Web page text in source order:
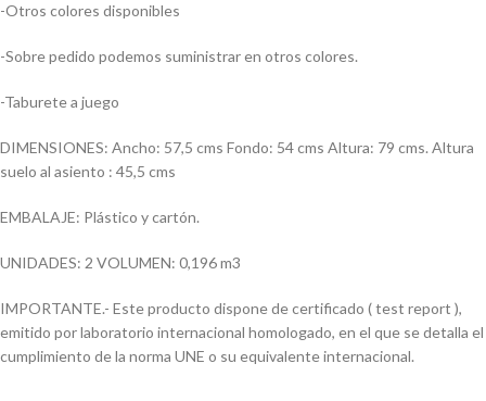
-Otros colores disponibles
-Sobre pedido podemos suministrar en otros colores.
-Taburete a juego
DIMENSIONES: Ancho: 57,5 cms Fondo: 54 cms Altura: 79 cms. Altura
suelo al asiento : 45,5 cms
EMBALAJE: Plástico y cartón.
UNIDADES: 2 VOLUMEN: 0,196 m3
IMPORTANTE.- Este producto dispone de certificado ( test report ),
emitido por laboratorio internacional homologado, en el que se detalla el
cumplimiento de la norma UNE o su equivalente internacional.